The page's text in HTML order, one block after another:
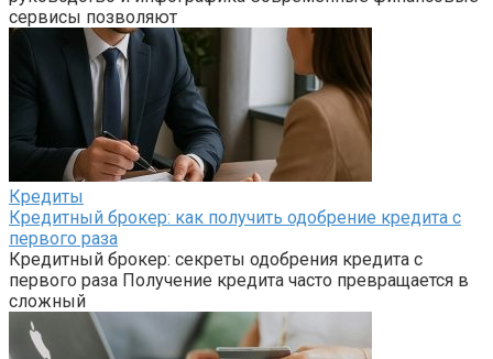
сервисы позволяют
Кредиты
Кредитный брокер: как получить одобрение кредита с
первого раза
Кредитный брокер: секреты одобрения кредита с
первого раза Получение кредита часто превращается в
сложный